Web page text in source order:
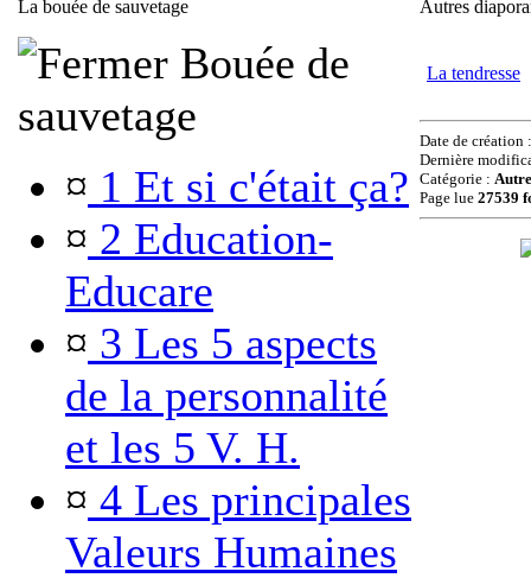
La bouée de sauvetage
Bouée de
sauvetage
¤ 1 Et si c'était ça?
¤ 2 Education-
Educare
¤ 3 Les 5 aspects
de la personnalité
et les 5 V. H.
¤ 4 Les principales
Valeurs Humaines
Autres
La tendresse
Date de création
Dernière
Catégorie :
Page lue 27539